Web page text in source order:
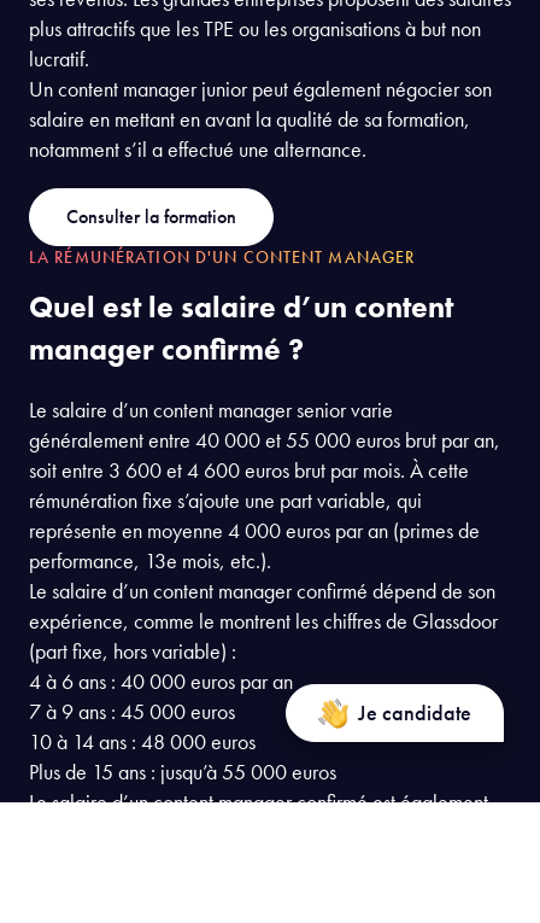
Je candidate
plus attractifs que les TPE ou les organisations à but non
lucratif.
Un content manager junior peut également négocier son
salaire en mettant en avant la qualité de sa formation,
notamment s’il a effectué une alternance.
Consulter la formation
LA RÉMUNÉRATION D'UN CONTENT MANAGER
Quel est le salaire d’un content
manager confirmé ?
Le salaire d’un content manager senior varie
généralement entre 40 000 et 55 000 euros brut par an,
soit entre 3 600 et 4 600 euros brut par mois. À cette
rémunération fixe s’ajoute une part variable, qui
représente en moyenne 4 000 euros par an (primes de
performance, 13e mois, etc.).
Le salaire d’un content manager confirmé dépend de son
expérience, comme le montrent les chiffres de Glassdoor
(part fixe, hors variable) :
4 à 6 ans : 40 000 euros par an
7 à 9 ans : 45 000 euros
10 à 14 ans : 48 000 euros
Plus de 15 ans : jusqu’à 55 000 euros
Le salaire d’un content manager confirmé est également